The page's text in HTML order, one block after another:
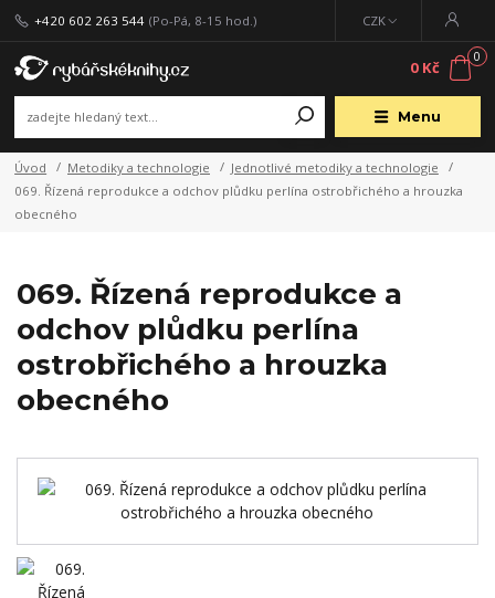
Menu
CZK
+420 602 263 544 (Po-Pá, 8-15 hod.)
0
0 Kč
Úvod Metodiky a technologie
Jednotlivé metodiky a technologie
069. Řízená reprodukce a odchov plůdku perlína ostrobřichého a hrouzka
obecného
069. Řízená reprodukce a
odchov plůdku perlína
ostrobřichého a hrouzka
obecného